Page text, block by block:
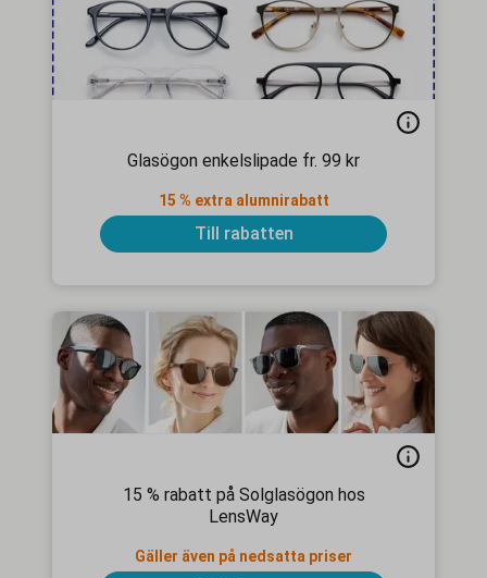
Glasögon enkelslipade fr. 99 kr
15 % extra alumnirabatt
Till rabatten
15 % rabatt på Solglasögon hos
LensWay
Gäller även på nedsatta priser